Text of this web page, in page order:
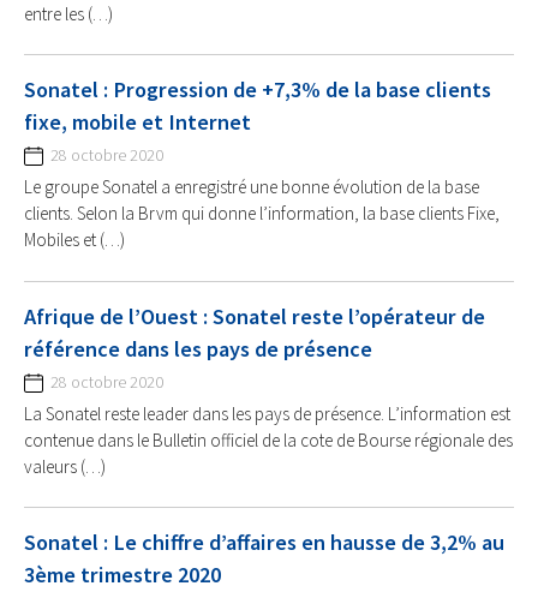
entre les (…)
Sonatel : Progression de +7,3% de la base clients
fixe, mobile et Internet
28 octobre 2020
Le groupe Sonatel a enregistré une bonne évolution de la base
clients. Selon la Brvm qui donne l’information, la base clients Fixe,
Mobiles et (…)
Afrique de l’Ouest : Sonatel reste l’opérateur de
référence dans les pays de présence
28 octobre 2020
La Sonatel reste leader dans les pays de présence. L’information est
contenue dans le Bulletin officiel de la cote de Bourse régionale des
valeurs (…)
Sonatel : Le chiffre d’affaires en hausse de 3,2% au
3ème trimestre 2020